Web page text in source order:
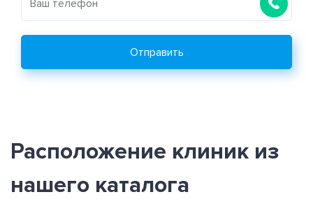
Отправить
Расположение клиник из
нашего каталога